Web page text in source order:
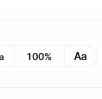
100% Aa